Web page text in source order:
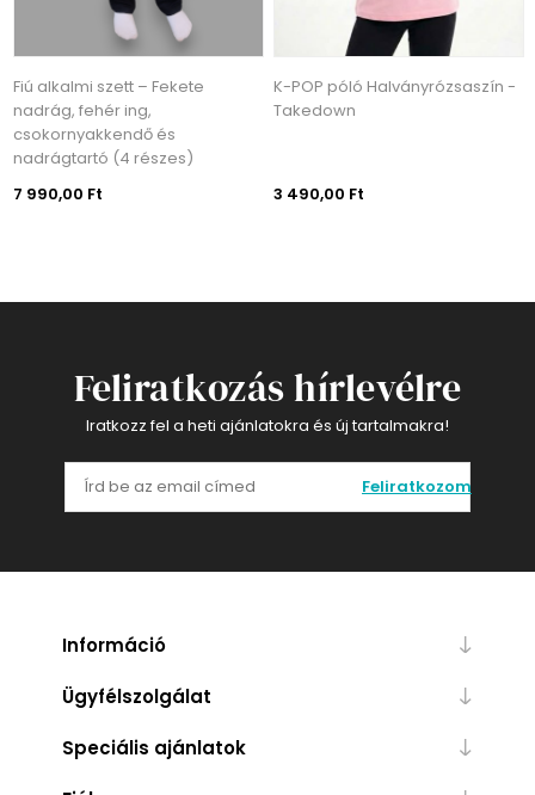
Fiú alkalmi szett – Fekete
nadrág, fehér ing,
csokornyakkendő és
nadrágtartó (4 részes)
7 990,00 Ft
K-POP póló Halványrózsaszín -
Takedown
3 490,00 Ft
Feliratkozás hírlevélre
Iratkozz fel a heti ajánlatokra és új tartalmakra!
Feliratkozom
Információ
Ügyfélszolgálat
Speciális ajánlatok